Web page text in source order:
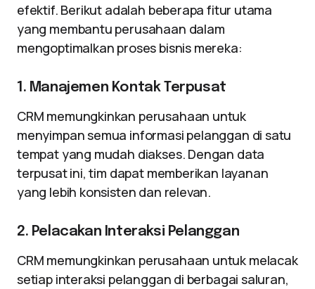
efektif. Berikut adalah beberapa fitur utama
yang membantu perusahaan dalam
mengoptimalkan proses bisnis mereka:
1. Manajemen Kontak Terpusat
CRM memungkinkan perusahaan untuk
menyimpan semua informasi pelanggan di satu
tempat yang mudah diakses. Dengan data
terpusat ini, tim dapat memberikan layanan
yang lebih konsisten dan relevan.
2. Pelacakan Interaksi Pelanggan
CRM memungkinkan perusahaan untuk melacak
setiap interaksi pelanggan di berbagai saluran,